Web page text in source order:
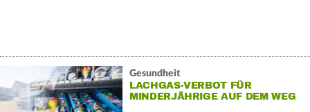
Gesundheit
LACHGAS-VERBOT FÜR
MINDERJÄHRIGE AUF DEM WEG